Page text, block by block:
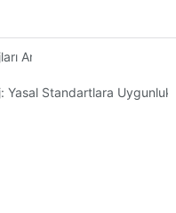
Anlamak: Çocuklar İçin
Yasal Standartlara Uygunluk